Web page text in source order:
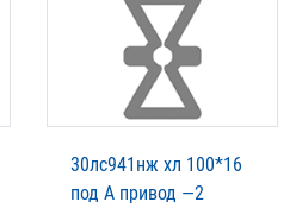
30лс941нж хл 100*16
под А привод —2